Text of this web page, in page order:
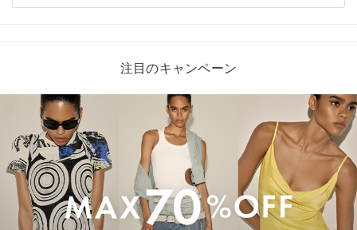
注目のキャンペーン